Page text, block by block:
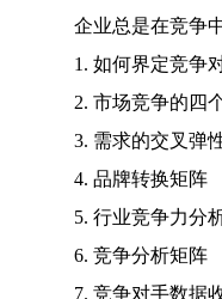
企业总是在竞争中
1. 如何界定竞争
2. 市场竞争的四
3. 需求的交叉弹
4. 品牌转换矩阵
5. 行业竞争力分
6. 竞争分析矩阵
7. 竞争对手数据